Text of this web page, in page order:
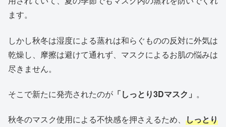
ます。
しかし秋冬は湿度による蒸れは和らぐものの反対に外気は
乾燥し、摩擦は避けて通れず、マスクによるお肌の悩みは
尽きません。
そこで新たに発売されたのが 「しっとり3Dマスク」 。
秋冬のマスク使用による不快感を押さえるため、 しっとり